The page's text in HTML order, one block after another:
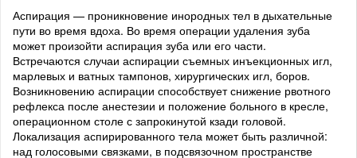
Аспирация — проникновение инородных тел в дыхательные
пути во время вдоха. Во время операции удаления зуба
может произойти аспирация зуба или его части.
Встречаются случаи аспирации съемных инъекционных игл,
марлевых и ватных тампонов, хирургических игл, боров.
Возникновению аспирации способствует снижение рвотного
рефлекса после анестезии и положение больного в кресле,
операционном столе с запрокинутой кзади головой.
Локализация аспирированного тела может быть различной:
над голосовыми связками, в подсвязочном пространстве